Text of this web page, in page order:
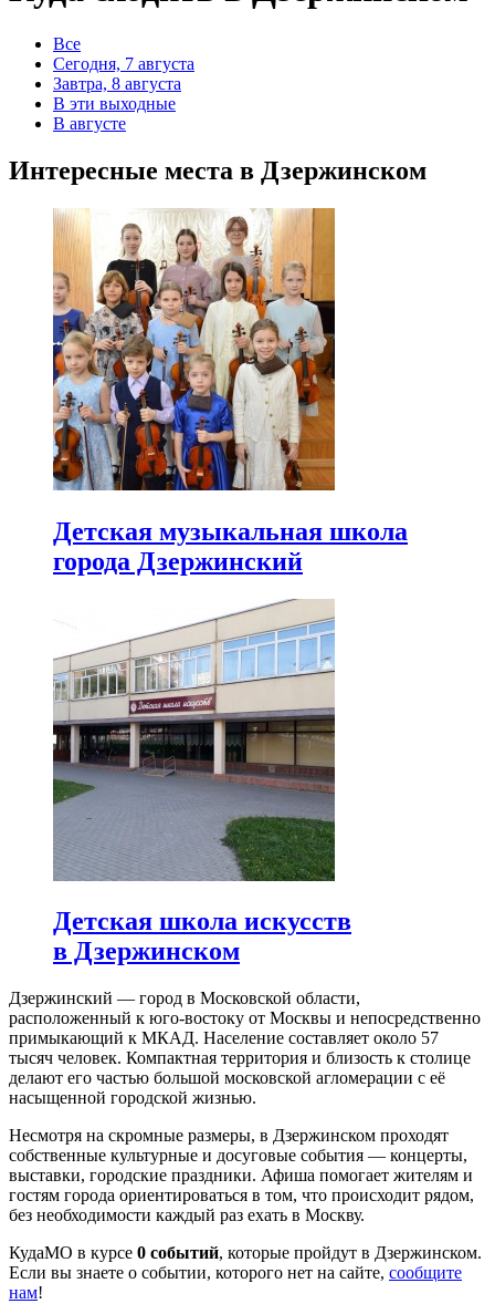
Все
Сегодня, 7 августа
Завтра, 8 августа
В эти выходные
В августе
Интересные места в Дзержинском
Детская музыкальная школа
города Дзержинский
Детская школа искусств
в Дзержинском
Дзержинский — город в Московской области,
расположенный к юго-востоку от Москвы и непосредственно
примыкающий к МКАД. Население составляет около 57
тысяч человек. Компактная территория и близость к столице
делают его частью большой московской агломерации с её
насыщенной городской жизнью.
Несмотря на скромные размеры, в Дзержинском проходят
собственные культурные и досуговые события — концерты,
выставки, городские праздники. Афиша помогает жителям и
гостям города ориентироваться в том, что происходит рядом,
без необходимости каждый раз ехать в Москву.
КудаМО в курсе 0 событий, которые пройдут в Дзержинском.
Если вы знаете о событии, которого нет на сайте, сообщите
нам!